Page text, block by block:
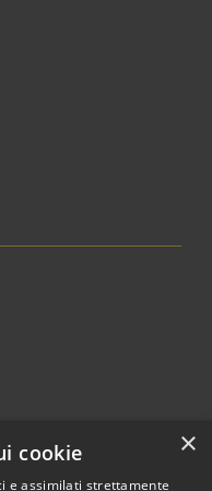
×
cookie
e assimilati strettamente